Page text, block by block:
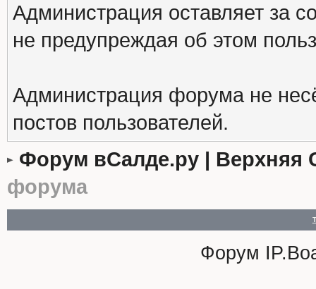
Администрация оставляет за
не предупреждая об этом
Администрация форума не
постов пользователей.
Форум вСалде.ру | Верхняя
форума
Форум